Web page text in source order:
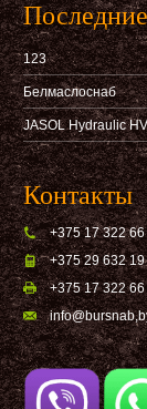
123
Белмаслоснаб
JASOL Hydraulic
Контакты
+375 17 322
+375 29 632
+375 17 322